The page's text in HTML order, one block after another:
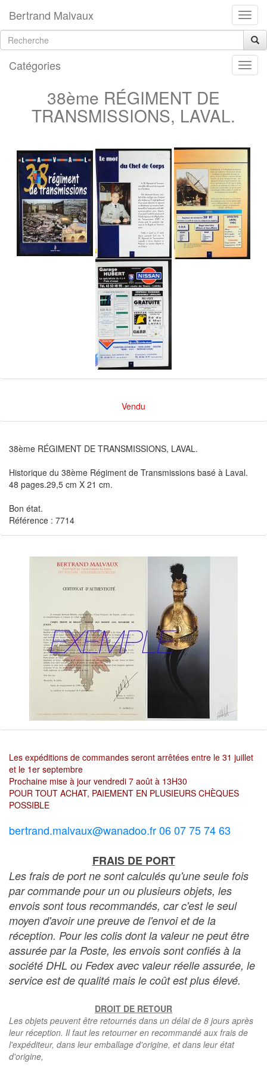
Bertrand Malvaux
Catégories
38ème RÉGIMENT DE
TRANSMISSIONS, LAVAL.
Vendu
38ème RÉGIMENT DE TRANSMISSIONS, LAVAL.
Historique du 38ème Régiment de Transmissions basé à Laval.
48 pages.29,5 cm X 21 cm.
Bon état.
Référence : 7714
Les expéditions de commandes seront arrêtées entre le 31 juillet
et le 1er septembre
Prochaine mise à jour vendredi 7 août à 13H30
POUR TOUT ACHAT, PAIEMENT EN PLUSIEURS CHÈQUES
POSSIBLE
bertrand.malvaux@wanadoo.fr 06 07 75 74 63
FRAIS DE PORT
Les frais de port ne sont calculés qu'une seule fois
par commande pour un ou plusieurs objets, les
envois sont tous recommandés, car c'est le seul
moyen d'avoir une preuve de l'envoi et de la
réception. Pour les colis dont la valeur ne peut être
assurée par la Poste, les envois sont confiés à la
société DHL ou Fedex avec valeur réelle assurée, le
service est de qualité mais le coût est plus élevé.
DROIT DE RETOUR
Les objets peuvent être retournés dans un délai de 8 jours après
leur réception. Il faut les retourner en recommandé aux frais de
l'expéditeur, dans leur emballage d'origine, et dans leur état
d'origine,